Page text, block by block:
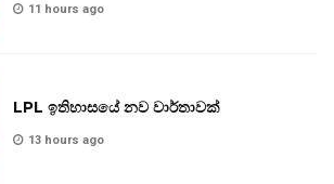
11 hours ago
LPL ඉතිහාසයේ නව වාර්තාවක්
13 hours ago